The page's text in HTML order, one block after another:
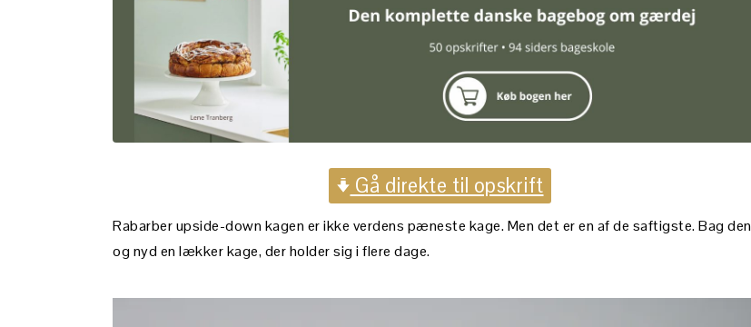
Gå direkte til opskrift
Rabarber upside-down kagen er ikke verdens pæneste kage. Men det er en af de saftigste. Bag den
og nyd en lækker kage, der holder sig i flere dage.